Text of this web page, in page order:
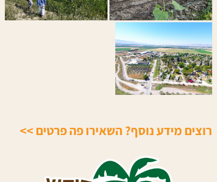
רוצים מידע נוסף? השאירו פה פרטים >>